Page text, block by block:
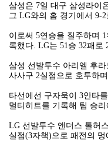
삼성은 7일 대구 삼성라이
그 LG와의 홈 경기에서 9-2
이로써 5연승을 질주하며
록했다. LG는 51승 32패로
삼성 선발투수 아리엘 후
사사구 2실점으로 호투하
타선에선 구자욱이 3안타
멀티히트를 기록해 팀 승리
LG 선발투수 앤더스 톨허
실점(3자책)으로 패전의 멍